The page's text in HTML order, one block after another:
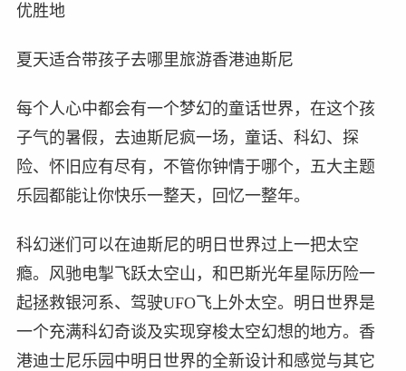
优胜地
夏天适合带孩子去哪里旅游香港迪斯尼
每个人心中都会有一个梦幻的童话世界，在这个孩
子气的暑假，去迪斯尼疯一场，童话、科幻、探
险、怀旧应有尽有，不管你钟情于哪个，五大主题
乐园都能让你快乐一整天，回忆一整年。
科幻迷们可以在迪斯尼的明日世界过上一把太空
瘾。风驰电掣飞跃太空山，和巴斯光年星际历险一
起拯救银河系、驾驶UFO飞上外太空。明日世界是
一个充满科幻奇谈及实现穿梭太空幻想的地方。香
港迪士尼乐园中明日世界的全新设计和感觉与其它